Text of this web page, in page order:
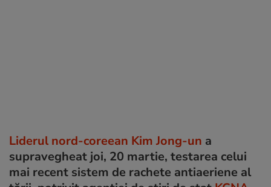
Liderul nord-coreean Kim Jong-un a
supravegheat joi, 20 martie, testarea celui
mai recent sistem de rachete antiaeriene al